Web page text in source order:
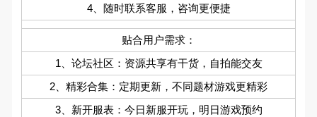
4、随时联系客服，咨询更便捷
贴合用户需求：
1、论坛社区：资源共享有干货，自拍能交友
2、精彩合集：定期更新，不同题材游戏更精彩
3、新开服表：今日新服开玩，明日游戏预约